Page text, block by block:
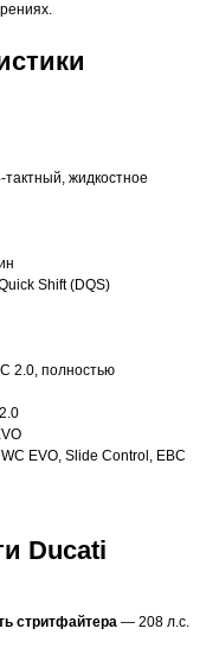
жидкостное
Shift (DQS)
2.0, полностью
EVO, Slide Control, EBC
Ducati
стритфайтера — 208 л.с.